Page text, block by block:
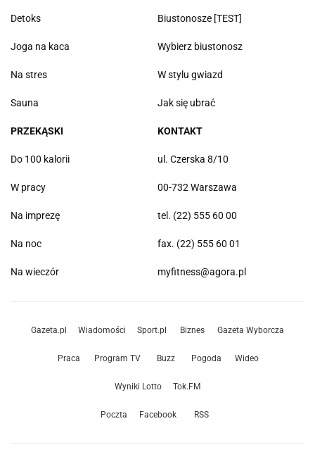
Detoks
Joga na kaca
Na stres
Sauna
Biustonosze [TEST]
Wybierz biustonosz
W stylu gwiazd
Jak się ubrać
PRZEKĄSKI
Do 100 kalorii
W pracy
Na imprezę
Na noc
Na wieczór
KONTAKT
ul. Czerska 8/10
00-732 Warszawa
tel. (22) 555 60 00
fax. (22) 555 60 01
myfitness@agora.pl
Gazeta.pl Wiadomości Sport.pl Biznes Gazeta Wyborcza
Praca Program TV Buzz Pogoda Wideo
Wyniki Lotto Tok.FM
Poczta Facebook RSS